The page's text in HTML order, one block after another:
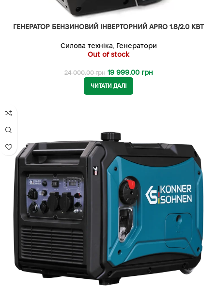
ГЕНЕРАТОР БЕНЗИНОВИЙ ІНВЕРТОРНИЙ APRO 1.8/2.0 КВТ
Силова техніка, Генератори
Out of stock
24 000.00грн 19 999.00 грн
ЧИТАТИ ДАЛІ